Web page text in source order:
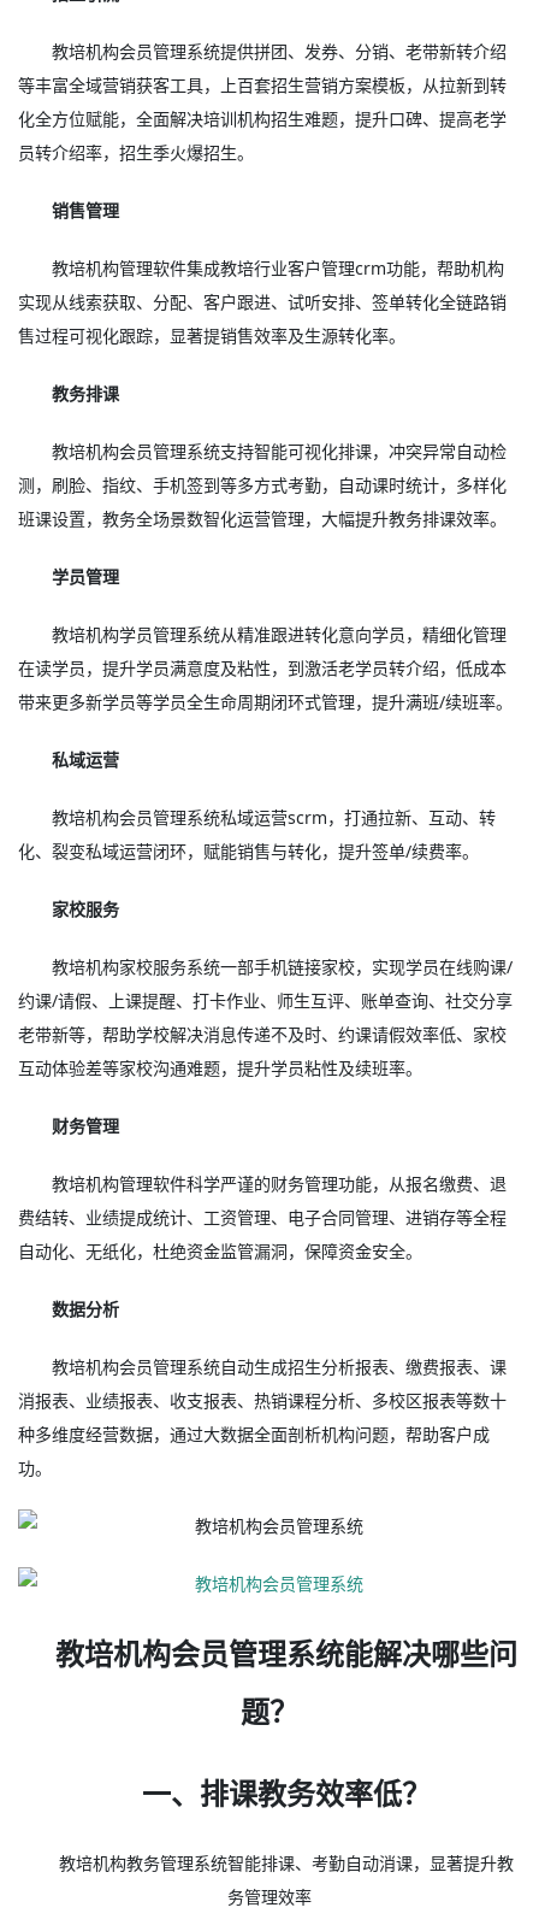
教培机构会员管理系统提供拼团、发券、分销、老带新转介绍
等丰富全域营销获客工具，上百套招生营销方案模板，从拉新到转
化全方位赋能，全面解决培训机构招生难题，提升口碑、提高老学
员转介绍率，招生季火爆招生。
销售管理
教培机构管理软件集成教培行业客户管理crm功能，帮助机构
实现从线索获取、分配、客户跟进、试听安排、签单转化全链路销
售过程可视化跟踪，显著提销售效率及生源转化率。
教务排课
教培机构会员管理系统支持智能可视化排课，冲突异常自动检
测，刷脸、指纹、手机签到等多方式考勤，自动课时统计，多样化
班课设置，教务全场景数智化运营管理，大幅提升教务排课效率。
学员管理
教培机构学员管理系统从精准跟进转化意向学员，精细化管理
在读学员，提升学员满意度及粘性，到激活老学员转介绍，低成本
带来更多新学员等学员全生命周期闭环式管理，提升满班/续班率。
私域运营
教培机构会员管理系统私域运营scrm，打通拉新、互动、转
化、裂变私域运营闭环，赋能销售与转化，提升签单/续费率。
家校服务
教培机构家校服务系统一部手机链接家校，实现学员在线购课/
约课/请假、上课提醒、打卡作业、师生互评、账单查询、社交分享
老带新等，帮助学校解决消息传递不及时、约课请假效率低、家校
互动体验差等家校沟通难题，提升学员粘性及续班率。
财务管理
教培机构管理软件科学严谨的财务管理功能，从报名缴费、退
费结转、业绩提成统计、工资管理、电子合同管理、进销存等全程
自动化、无纸化，杜绝资金监管漏洞，保障资金安全。
数据分析
教培机构会员管理系统自动生成招生分析报表、缴费报表、课
消报表、业绩报表、收支报表、热销课程分析、多校区报表等数十
种多维度经营数据，通过大数据全面剖析机构问题，帮助客户成
功。
教培机构会员管理系统能解决哪些问
题？
一、排课教务效率低？
教培机构教务管理系统智能排课、考勤自动消课，显著提升教
务管理效率